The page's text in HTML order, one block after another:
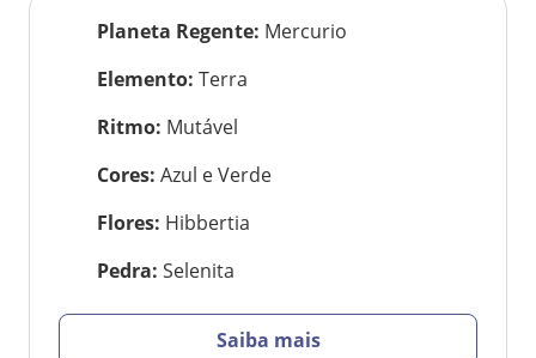
Planeta Regente: Mercurio
Elemento: Terra
Ritmo: Mutável
Cores: Azul e Verde
Flores: Hibbertia
Pedra: Selenita
Saiba mais